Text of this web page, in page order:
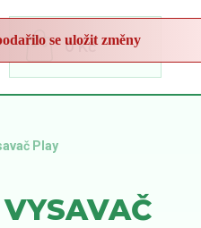
0 Kč
Play
se uložit změny